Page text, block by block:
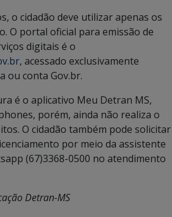
o cidadão deve utilizar apenas os
O portal oficial para emissão de
digitais é o
, acessado exclusivamente
ou conta Gov.br.
é o aplicativo Meu Detran MS,
porém, ainda não realiza o
O cidadão também pode solicitar
por meio da assistente
(67)3368-0500 no atendimento
Detran-MS